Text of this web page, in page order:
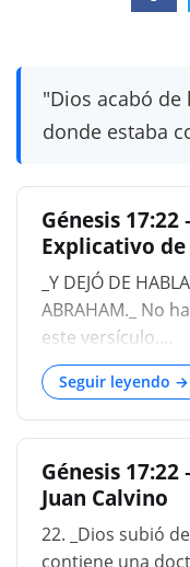
"Dios acabó
donde estaba
Génesis
Explicativo
_Y DEJÓ DE
ABRAHAM._ No
este versículo....
Seguir leyendo →
Génesis
Juan Calvino
22. _Dios subió
contiene una